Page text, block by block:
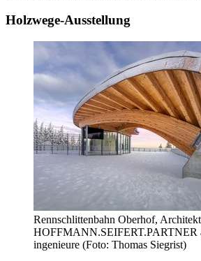
Holzwege-Ausstellung
Rennschlittenbahn Oberhof,
HOFFMANN.SEIFERT.PARTNER
ingenieure (Foto: Thomas Siegrist)